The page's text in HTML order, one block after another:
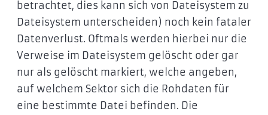
betrachtet, dies kann sich von Dateisystem zu
Dateisystem unterscheiden) noch kein fataler
Datenverlust. Oftmals werden hierbei nur die
Verweise im Dateisystem gelöscht oder gar
nur als gelöscht markiert, welche angeben,
auf welchem Sektor sich die Rohdaten für
eine bestimmte Datei befinden. Die